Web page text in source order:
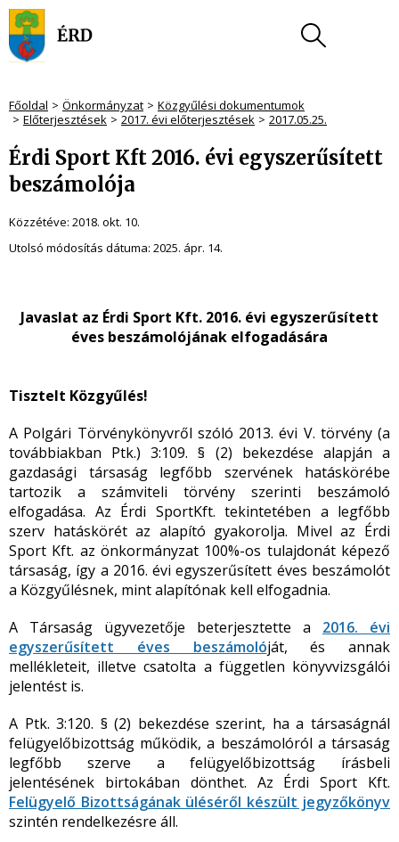
Főoldal Önkormányzat
Közgyűlési dokumentumok
Előterjesztések
2017. évi előterjesztések 2017.05.25.
Érdi Sport Kft 2016. évi egyszerűsített
beszámolója
Közzétéve: 2018. okt. 10.
Utolsó módosítás dátuma: 2025. ápr. 14.
Javaslat az Érdi Sport Kft. 2016. évi egyszerűsített
éves beszámolójának elfogadására
Tisztelt Közgyűlés!
A Polgári Törvénykönyvről szóló 2013. évi V. törvény (a
továbbiakban Ptk.) 3:109. § (2) bekezdése alapján a
gazdasági társaság legfőbb szervének hatáskörébe
tartozik a számviteli törvény szerinti beszámoló
elfogadása. Az Érdi SportKft. tekintetében a legfőbb
szerv hatáskörét az alapító gyakorolja. Mivel az Érdi
Sport Kft. az önkormányzat 100%-os tulajdonát képező
társaság, így a 2016. évi egyszerűsített éves beszámolót
a Közgyűlésnek, mint alapítónak kell elfogadnia.
A Társaság ügyvezetője beterjesztette a 2016. évi
egyszerűsített éves beszámolóját, és annak
mellékleteit, illetve csatolta a független könyvvizsgálói
jelentést is.
A Ptk. 3:120. § (2) bekezdése szerint, ha a társaságnál
felügyelőbizottság működik, a beszámolóról a társaság
legfőbb szerve a felügyelőbizottság írásbeli
jelentésének birtokában dönthet. Az Érdi Sport Kft.
Felügyelő Bizottságának üléséről készült jegyzőkönyv
szintén rendelkezésre áll.